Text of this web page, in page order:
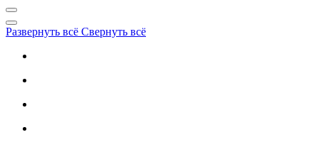
Развернуть всё Свернуть всё